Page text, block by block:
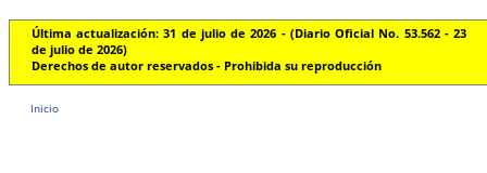
Última actualización: 31 de julio de 2026 - (Diario Oficial No. 53.562 - 23
de julio de 2026)
Derechos de autor reservados - Prohibida su reproducción
Inicio